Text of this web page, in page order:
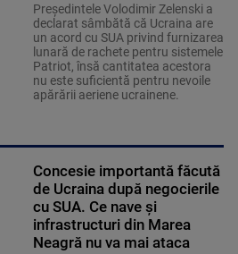
Preşedintele Volodimir Zelenski a
declarat sâmbătă că Ucraina are
un acord cu SUA privind furnizarea
lunară de rachete pentru sistemele
Patriot, însă cantitatea acestora
nu este suficientă pentru nevoile
apărării aeriene ucrainene.
Concesie importantă făcută
de Ucraina după negocierile
cu SUA. Ce nave şi
infrastructuri din Marea
Neagră nu va mai ataca